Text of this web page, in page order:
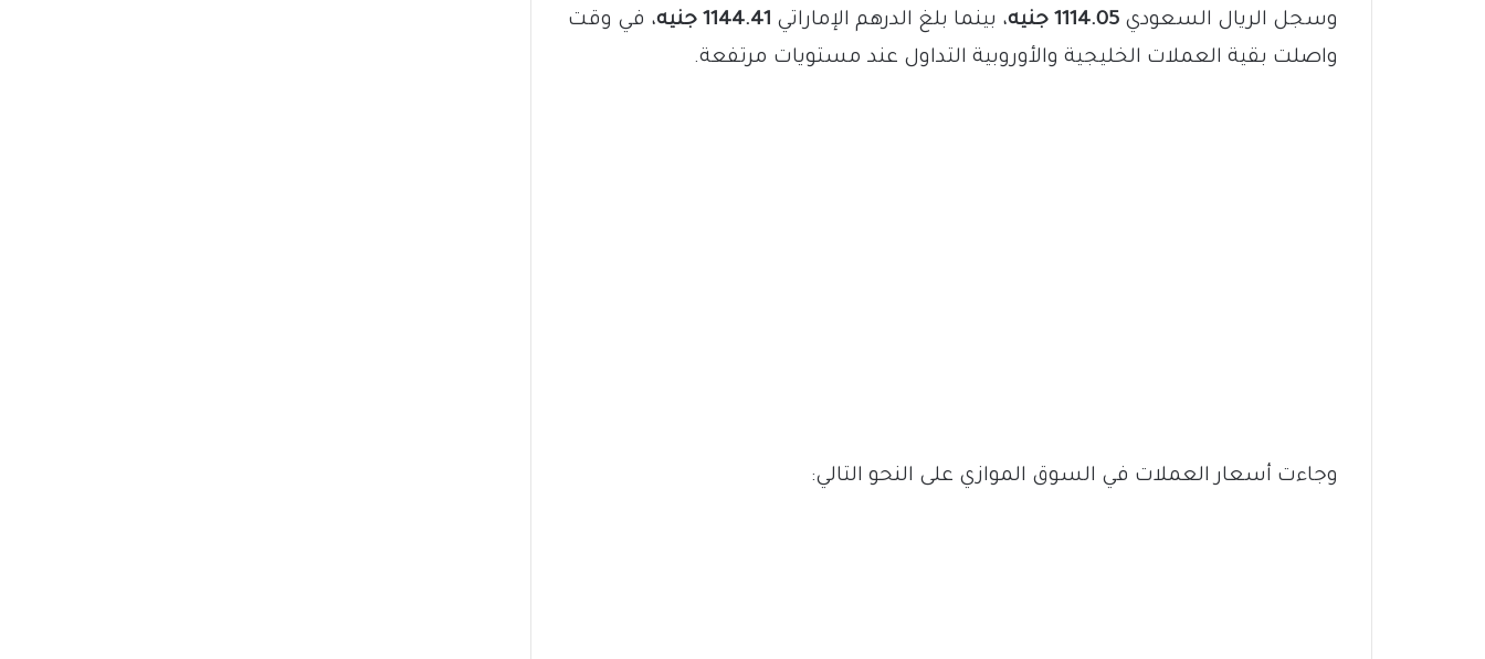
وسجل الريال السعودي 1114.05 جنيه ، بينما بلغ الدرهم الإماراتي 1144.41 جنيه
، في وقت
واصلت بقية العملات الخليجية والأوروبية التداول عند مستويات مرتفعة.
وجاءت أسعار العملات في السوق الموازي على النحو التالي: